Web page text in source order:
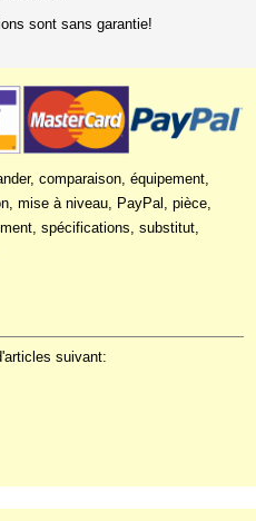
sont sans garantie!
comparaison, équipement,
mise à niveau, PayPal, pièce,
spécifications, substitut,
suivant: